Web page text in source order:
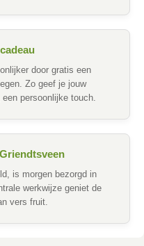
door gratis een
Zo geef je jouw
persoonlijke touch.
is morgen bezorgd in
werkwijze geniet de
vers fruit.